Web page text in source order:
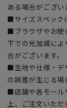
ある場合がござい
■サイズスペック
■ブラウザやお使
下での光加減に
合がございます。
■生地や仕様・デ
の誤差が生じる場
■店舗や各モール
上、ご注文いた